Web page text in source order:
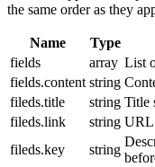
the same order as they
Name Type
fields
array List
fields.content string
fileds.title
string Title
fileds.link
string URL
fileds.key
string